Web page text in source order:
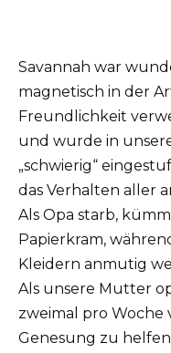
Savannah war
magnetisch in der
Freundlichkeit
und wurde in
„schwierig“
das Verhalten aller
Als Opa starb,
Papierkram,
Kleidern anmutig
Als unsere Mutter
zweimal pro Woche
Genesung zu